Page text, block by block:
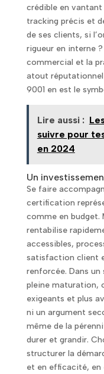
crédible en
tracking précis et
de ses clients, si
rigueur en interne
commercial et la
atout
9001 en est le
Lire aussi :
suivre pour
en 2024
Un
Se faire
certification
comme en budget.
rentabilise
accessibles,
satisfaction client
renforcée. Dans
pleine maturation,
exigeants et plus
ni un argument
même de la
durer et grandir.
structurer la
et en efficacité, en